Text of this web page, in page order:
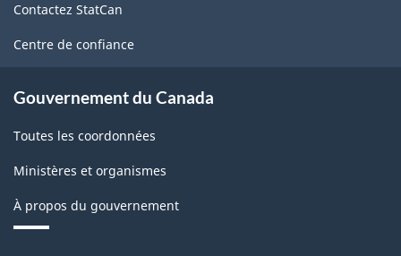
ce
site
Contactez StatCan
Centre de confiance
Gouvernement du Canada
Toutes les coordonnées
Ministères et organismes
À propos du gouvernement